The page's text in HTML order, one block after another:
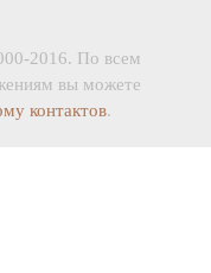
2016. По всем
вы можете
контактов.